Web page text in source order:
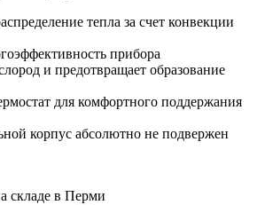
тепла за счет конвекции
прибора
и предотвращает образование
для комфортного поддержания
корпус абсолютно не подвержен
складе в Перми